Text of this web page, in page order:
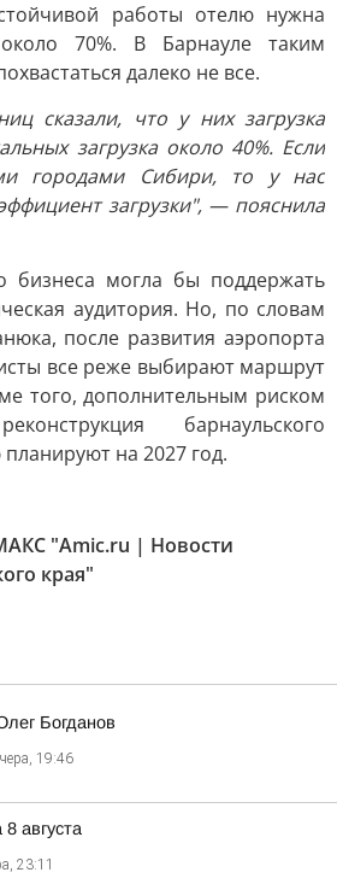
работы отелю нужна
около 70%. В Барнауле таким
далеко не все.
сказали, что у них загрузка
загрузка около 40%. Если
городами Сибири, то у нас
загрузки", — пояснила
бизнеса могла бы поддержать
аудитория. Но, по словам
после развития аэропорта
все реже выбирают маршрут
того, дополнительным риском
барнаульского
на 2027 год.
"Amic.ru | Новости
края"
Богданов
19:46
8 августа
23:11